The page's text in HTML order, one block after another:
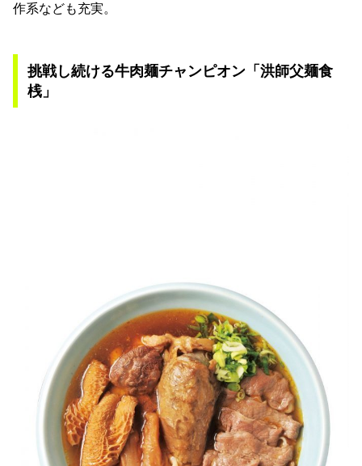
作系なども充実。
挑戦し続ける牛肉麺チャンピオン「洪師父麺食
桟」